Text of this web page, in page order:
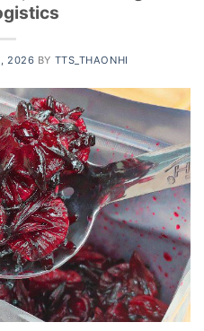
2026 BY TTS_THAONHI